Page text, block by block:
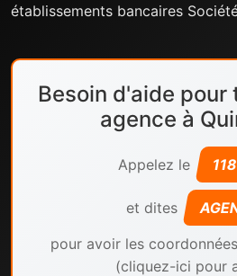
établissements bancaires
Besoin d'aide
agence à
Appelez le
et dites
pour avoir les
(cliquez-ici pour